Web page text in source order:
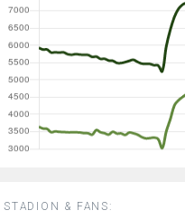
STADION & FANS: